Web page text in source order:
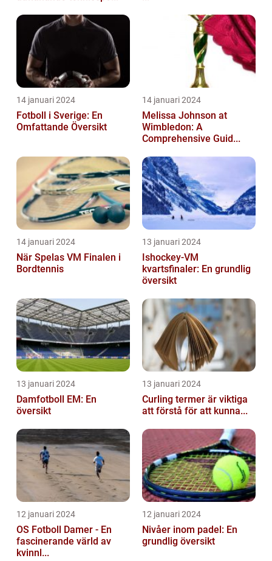
14 januari 2024
Fotboll i Sverige: En
Omfattande Översikt
14 januari 2024
Melissa Johnson at
Wimbledon: A
Comprehensive Guid...
14 januari 2024
När Spelas VM Finalen i
Bordtennis
13 januari 2024
Ishockey-VM
kvartsfinaler: En grundlig
översikt
13 januari 2024
Damfotboll EM: En
översikt
13 januari 2024
Curling termer är viktiga
att förstå för att kunna...
12 januari 2024
OS Fotboll Damer - En
fascinerande värld av
kvinnl...
12 januari 2024
Nivåer inom padel: En
grundlig översikt